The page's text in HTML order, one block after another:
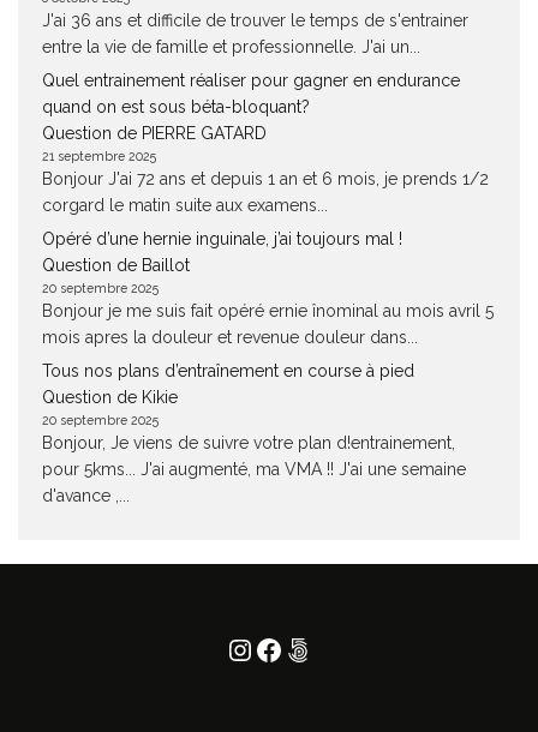
J'ai 36 ans et difficile de trouver le temps de s'entrainer
entre la vie de famille et professionnelle. J'ai un...
Quel entrainement réaliser pour gagner en endurance
quand on est sous béta-bloquant?
Question de PIERRE GATARD
21 septembre 2025
Bonjour J'ai 72 ans et depuis 1 an et 6 mois, je prends 1/2
corgard le matin suite aux examens...
Opéré d’une hernie inguinale, j’ai toujours mal !
Question de Baillot
20 septembre 2025
Bonjour je me suis fait opéré ernie înominal au mois avril 5
mois apres la douleur et revenue douleur dans...
Tous nos plans d’entraînement en course à pied
Question de Kikie
20 septembre 2025
Bonjour, Je viens de suivre votre plan d!entrainement,
pour 5kms... J'ai augmenté, ma VMA !! J'ai une semaine
d'avance ,...
Instagram
Facebook
500px